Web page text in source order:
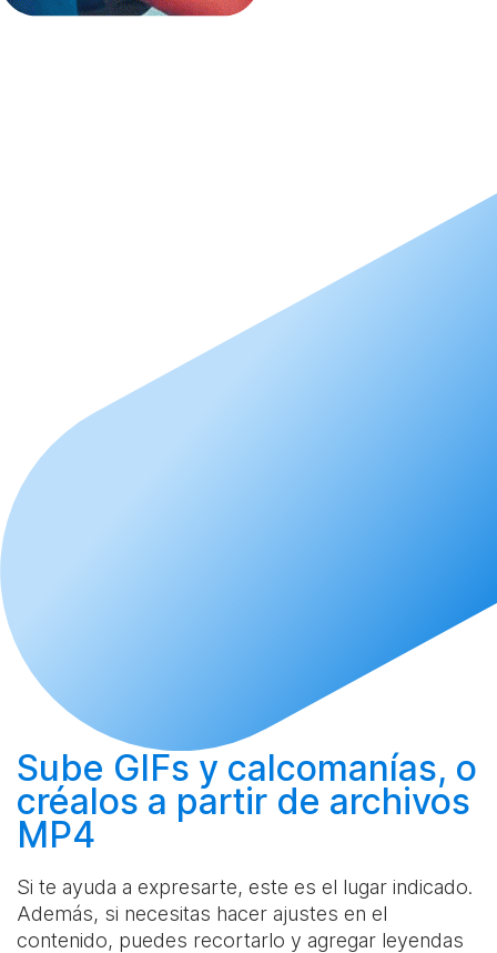
Sube GIFs y calcomanías, o
créalos a partir de archivos
MP4
Si te ayuda a expresarte, este es el lugar indicado.
Además, si necesitas hacer ajustes en el
contenido, puedes recortarlo y agregar leyendas